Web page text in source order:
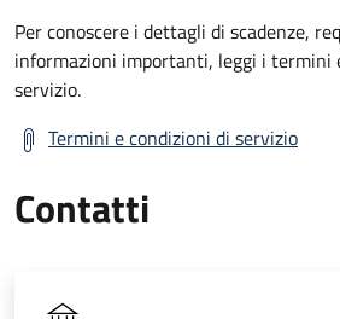
Per conoscere i dettagli di scadenze,
informazioni importanti, leggi i termini
servizio.
Termini e condizioni di servizio
Contatti